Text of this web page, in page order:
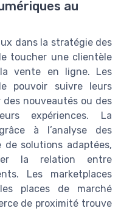
au
dans la stratégie des
toucher une clientèle
vente en ligne. Les
pouvoir suivre leurs
nouveautés ou des
expériences. La
à l’analyse des
solutions adaptées,
la relation entre
Les marketplaces
places de marché
de proximité trouve